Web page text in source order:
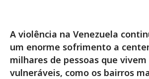
A violência na Venezuela
um enorme sofrimento a
milhares de pessoas que
vulneráveis, como os bairros